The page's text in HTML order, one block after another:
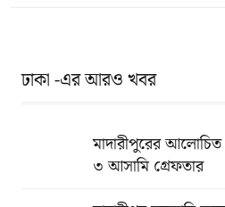
ঢাকা -এর আরও খবর
মাদারীপুরের আলোচিত
৩ আসামি গ্রেফতার